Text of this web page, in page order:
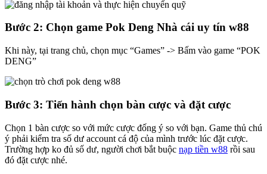
Bước 2: Chọn game Pok Deng Nhà cái uy tín w88
Khi này, tại trang chủ, chọn mục “Games” -> Bấm vào game “POK
DENG”
Bước 3: Tiến hành chọn bàn cược và đặt cược
Chọn 1 bàn cược so với mức cược đống ý so với bạn. Game thủ chú
ý phải kiểm tra số dư account cá độ của mình trước lúc đặt cược.
Trường hợp ko đủ số dư, người chơi bắt buộc nạp tiền w88 rồi sau
đó đặt cược nhé.